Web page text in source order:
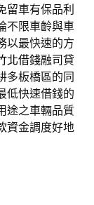
留車有保品利
不限車齡與車
以最快速的方
北借錢融司貸
多板橋區的同
低快速借錢的
途之車輛品質
資金調度好地